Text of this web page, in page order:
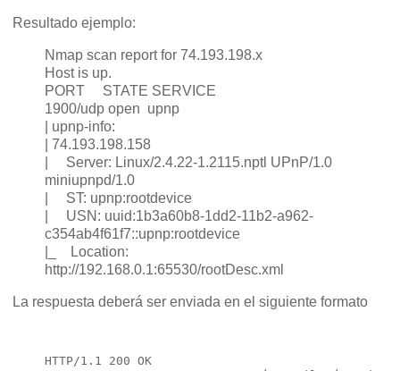
Resultado ejemplo:
Nmap scan report for 74.193.198.x
Host is up.
PORT STATE SERVICE
1900/udp open upnp
| upnp-info:
| 74.193.198.158
| Server: Linux/2.4.22-1.2115.nptl UPnP/1.0
miniupnpd/1.0
| ST: upnp:rootdevice
| USN: uuid:1b3a60b8-1dd2-11b2-a962-
c354ab4f61f7::upnp:rootdevice
|_ Location:
http://192.168.0.1:65530/rootDesc.xml
La respuesta deberá ser enviada en el siguiente formato
HTTP/1.1 200 OK